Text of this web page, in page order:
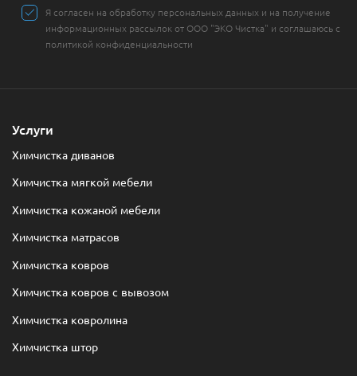
Я согласен на обработку персональных данных и на получение
информационных рассылок от ООО "ЭКО Чистка" и соглашаюсь с
политикой конфиденциальности
Услуги
Химчистка диванов
Химчистка мягкой мебели
Химчистка кожаной мебели
Химчистка матрасов
Химчистка ковров
Химчистка ковров с вывозом
Химчистка ковролина
Химчистка штор